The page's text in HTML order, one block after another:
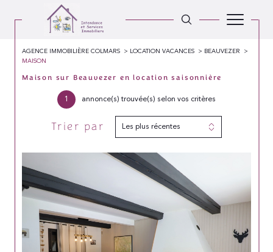
AGENCE IMMOBILIÈRE COLMARS LOCATION VACANCES
BEAUVEZER
MAISON
Maison sur Beauvezer en location saisonnière
1 annonce(s) trouvée(s) selon vos critères
Trier par Les plus récentes